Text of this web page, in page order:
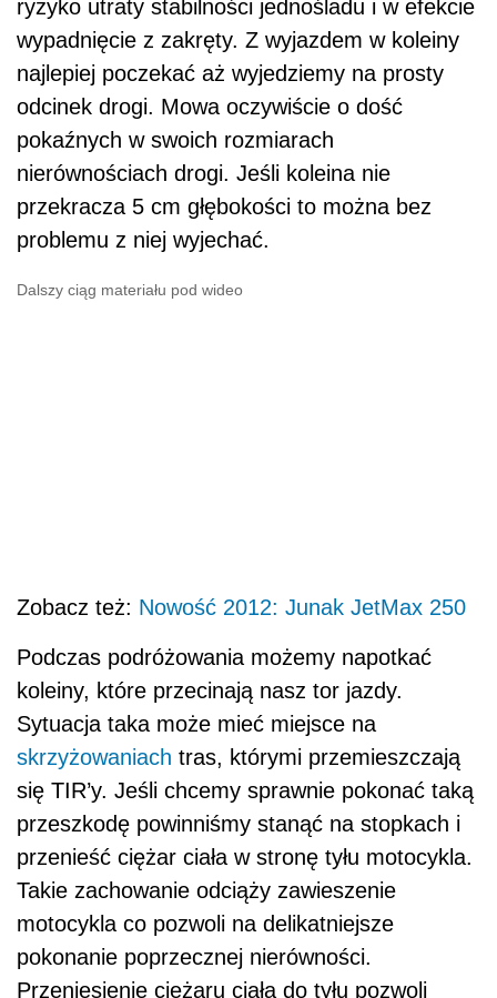
ryzyko utraty stabilności jednośladu i w efekcie
wypadnięcie z zakręty. Z wyjazdem w koleiny
najlepiej poczekać aż wyjedziemy na prosty
odcinek drogi. Mowa oczywiście o dość
pokaźnych w swoich rozmiarach
nierównościach drogi. Jeśli koleina nie
przekracza 5 cm głębokości to można bez
problemu z niej wyjechać.
Dalszy ciąg materiału pod wideo
Zobacz też: Nowość 2012: Junak JetMax 250
Podczas podróżowania możemy napotkać
koleiny, które przecinają nasz tor jazdy.
Sytuacja taka może mieć miejsce na
skrzyżowaniach tras, którymi przemieszczają
się TIR’y. Jeśli chcemy sprawnie pokonać taką
przeszkodę powinniśmy stanąć na stopkach i
przenieść ciężar ciała w stronę tyłu motocykla.
Takie zachowanie odciąży zawieszenie
motocykla co pozwoli na delikatniejsze
pokonanie poprzecznej nierówności.
Przeniesienie ciężaru ciała do tyłu pozwoli